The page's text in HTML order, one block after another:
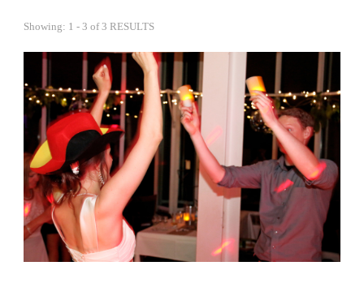
Showing: 1 - 3 of 3 RESULTS